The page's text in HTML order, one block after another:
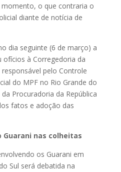
o que contraria o
diante de notícia de
dia seguinte (6 de março) a
à Corregedoria da
pelo Controle
do MPF no Rio Grande do
Procuradoria da República
fatos e adoção das
nas colheitas
os Guarani em
Sul será debatida na